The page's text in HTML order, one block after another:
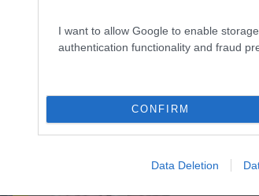
I want to allow Google to enable
authentication functionality and fraud
CONFIRM
Data Deletion